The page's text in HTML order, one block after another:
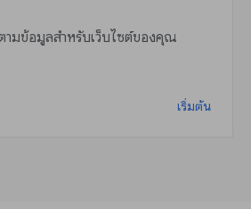
ามข้อมูลสำหรับเว็บไซต์ของคุณ
เริ่มต้น